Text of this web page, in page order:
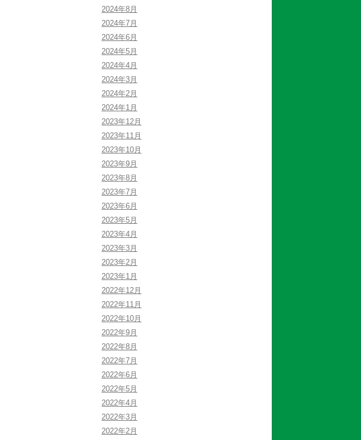
2024年8月
2024年7月
2024年6月
2024年5月
2024年4月
2024年3月
2024年2月
2024年1月
2023年12月
2023年11月
2023年10月
2023年9月
2023年8月
2023年7月
2023年6月
2023年5月
2023年4月
2023年3月
2023年2月
2023年1月
2022年12月
2022年11月
2022年10月
2022年9月
2022年8月
2022年7月
2022年6月
2022年5月
2022年4月
2022年3月
2022年2月